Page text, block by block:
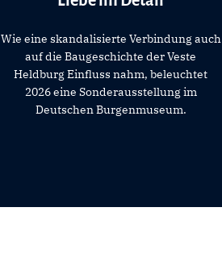
Wie eine skandalisierte Verbindung auch
auf die Baugeschichte der Veste
Heldburg Einfluss nahm, beleuchtet
2026 eine Sonderausstellung im
Deutschen Burgenmuseum.